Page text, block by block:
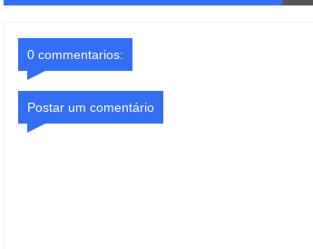
0 commentarios:
Postar um comentário